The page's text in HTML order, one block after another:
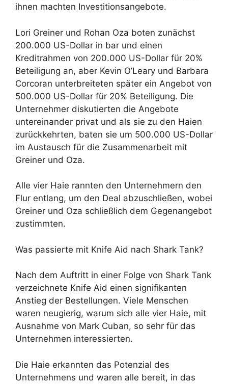
ihnen machten Investitionsangebote.
Lori Greiner und Rohan Oza boten zunächst
200.000 US-Dollar in bar und einen
Kreditrahmen von 200.000 US-Dollar für 20%
Beteiligung an, aber Kevin O’Leary und Barbara
Corcoran unterbreiteten später ein Angebot von
500.000 US-Dollar für 20% Beteiligung. Die
Unternehmer diskutierten die Angebote
untereinander privat und als sie zu den Haien
zurückkehrten, baten sie um 500.000 US-Dollar
im Austausch für die Zusammenarbeit mit
Greiner und Oza.
Alle vier Haie rannten den Unternehmern den
Flur entlang, um den Deal abzuschließen, wobei
Greiner und Oza schließlich dem Gegenangebot
zustimmten.
Was passierte mit Knife Aid nach Shark Tank?
Nach dem Auftritt in einer Folge von Shark Tank
verzeichnete Knife Aid einen signifikanten
Anstieg der Bestellungen. Viele Menschen
waren neugierig, warum sich alle vier Haie, mit
Ausnahme von Mark Cuban, so sehr für das
Unternehmen interessierten.
Die Haie erkannten das Potenzial des
Unternehmens und waren alle bereit, in das